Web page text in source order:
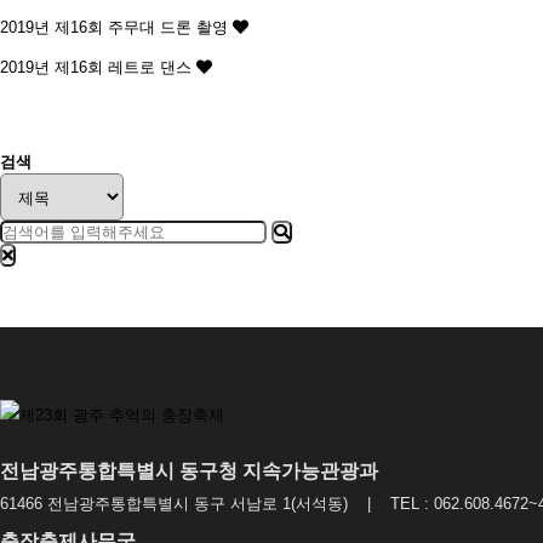
2019년 제16회 주무대 드론 촬영
2019년 제16회 레트로 댄스
검색
전남광주통합특별시 동구청 지속가능관광과
61466 전남광주통합특별시 동구 서남로 1(서석동) | TEL :